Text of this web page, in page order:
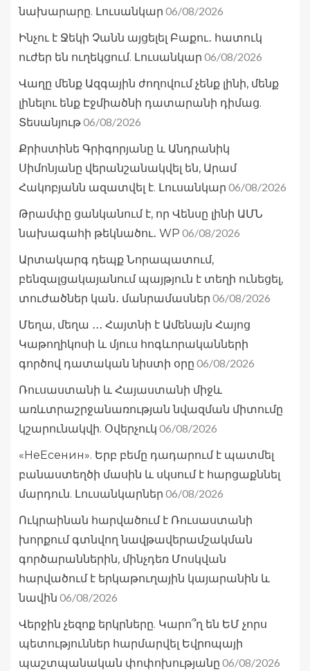
նախարարը. Լուսանկար 06/08/2026
Ինչու է Ջեկի Չանն այցելել Բաքու․ հատուկ
ուժեր են ուղեկցում. Լուսանկար 06/08/2026
Վաղը մենք Ազգային ժողովում չենք լինի, մենք
լինելու ենք Էջմիածնի դատարանի դիմաց.
Տեսանյութ06/08/2026
Քրիստինե Գրիգորյանը և Անդրանիկ
Սիմոնյանը վերանշանակվել են, Արամ
Հակոբյանն ազատվել է. Լուսանկար 06/08/2026
Թրամփը ցանկանում է, որ Վենսը լինի ԱՄՆ
նախագահի թեկնածու․ WP 06/08/2026
Արտակարգ դեպք Նորապատում,
բենզալցակայանում պայթյուն է տեղի ունեցել,
տուժածներ կան․ մանրամասներ 06/08/2026
Մեղա, մեղա ․․․ Հայտնի է Ամենայն Հայոց
Կաթողիկոսի և մյուս հոգևորականների
գործով դատական նիստի օրը 06/08/2026
Ռուսաստանի և Հայաստանի միջև
առևտրաշրջանառության նվազման միտումը
կշարունակվի. Օվերչուկ 06/08/2026
«НеЕсенин». Երբ բեմը դադարում է պատմել
բանաստեղծի մասին և սկսում է հարցաքննել
մարդուն. Լուսանկարներ 06/08/2026
Ուկրաինան հարվածում է Ռուսաստանի
խորքում գտնվող նավթավերամշակման
գործարաններին, մինչդեռ Մոսկվան
հարվածում է երկաթուղային կայարանին և
նավին 06/08/2026
Վերջին չեզոք երկրները. Կարո՞ղ են ԵՄ չորս
պետություններ հարմարվել Եվրոպայի
պաշտպանական փոփոխությանը 06/08/2026